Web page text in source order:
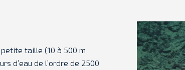
taille (10 à 500 m
d’eau de l’ordre de 2500